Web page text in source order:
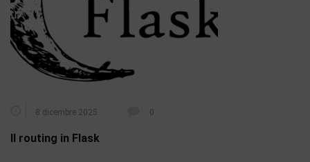
8 dicembre 2025 0
Il routing in Flask